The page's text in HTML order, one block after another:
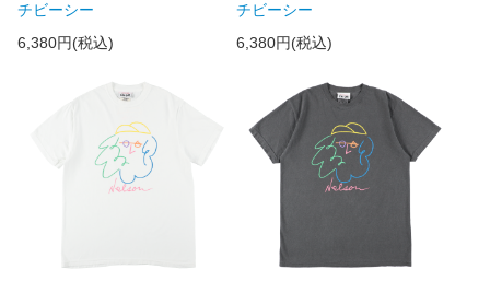
チビーシー
6,380円(税込)
チビーシー
6,380円(税込)